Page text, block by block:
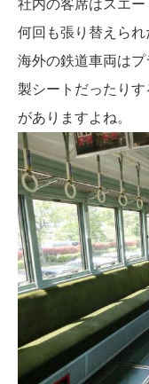
社内の客席はスエ
何回も張り替えられ
海外の鉄道車両は
製シートだったり
がありますよね。